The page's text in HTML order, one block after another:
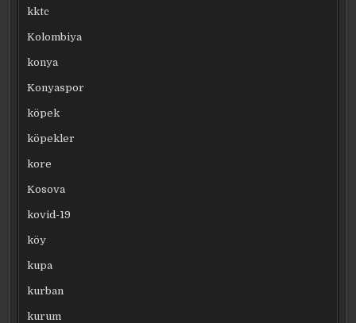
kktc
Kolombiya
konya
Konyaspor
köpek
köpekler
kore
Kosova
kovid-19
köy
kupa
kurban
kurum